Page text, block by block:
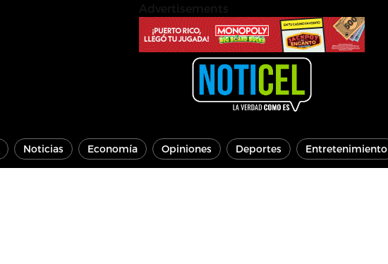
Noticias Economía Opiniones Deportes Entretenimiento